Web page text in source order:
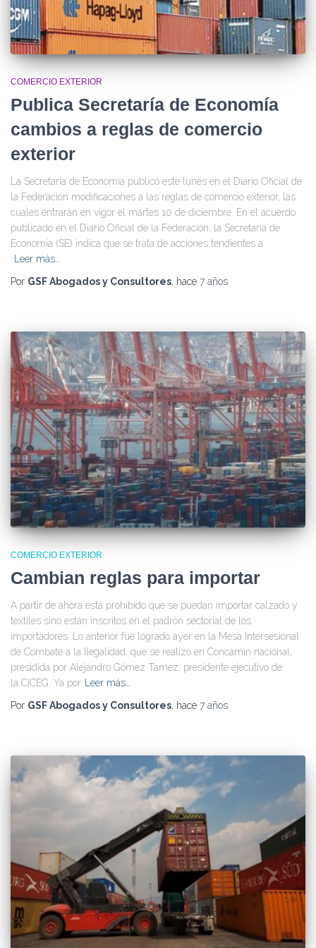
COMERCIO EXTERIOR
Publica Secretaría de Economía
cambios a reglas de comercio
exterior
La Secretaría de Economía publicó este lunes en el Diario Oficial de
la Federación modificaciones a las reglas de comercio exterior, las
cuales entrarán en vigor el martes 10 de diciembre. En el acuerdo
publicado en el Diario Oficial de la Federación, la Secretaría de
Economía (SE) indica que se trata de acciones tendientes a
Leer más…
Por GSF Abogados y Consultores, hace 7 años
COMERCIO EXTERIOR
Cambian reglas para importar
A partir de ahora está prohibido que se puedan importar calzado y
textiles sino están inscritos en el padrón sectorial de los
importadores. Lo anterior fue logrado ayer en la Mesa Intersesional
de Combate a la Ilegalidad, que se realizó en Concamin nacional,
presidida por Alejandro Gómez Tamez, presidente ejecutivo de
la CICEG. Ya por Leer más…
Por GSF Abogados y Consultores, hace 7 años